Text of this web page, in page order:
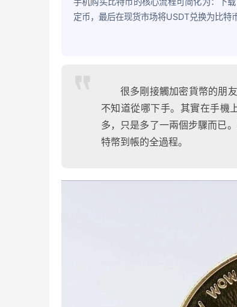
定币，最后在现货市场将USDT兑换为比特
很多剛接觸加密貨幣的朋
不知道從哪下手。其實在手機
多，只是多了一兩個步驟而已
特幣到帳的全過程。